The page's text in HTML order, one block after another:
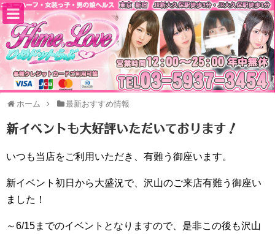
ホーム 最新おすすめ情報
新イベントも大好評いただいております！
いつも当店をご利用いただき、有難う御座います。
新イベント初日から大盛況で、沢山のご来店有難う御座い
ました！
～6/15までのイベントとなりますので、是非この後も沢山